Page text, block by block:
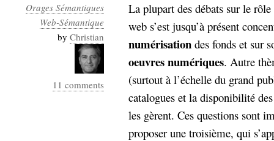
Orages Sémantiques
Web-Sémantique
by Christian
11 comments
La plupart des débats sur le
web s’est jusqu’à présent
numérisation des fonds et sur
oeuvresnumériques. Autre
(surtout à l’échelle du grand
catalogues et la disponibilité
les gèrent. Ces questions sont
proposer une troisième, qui